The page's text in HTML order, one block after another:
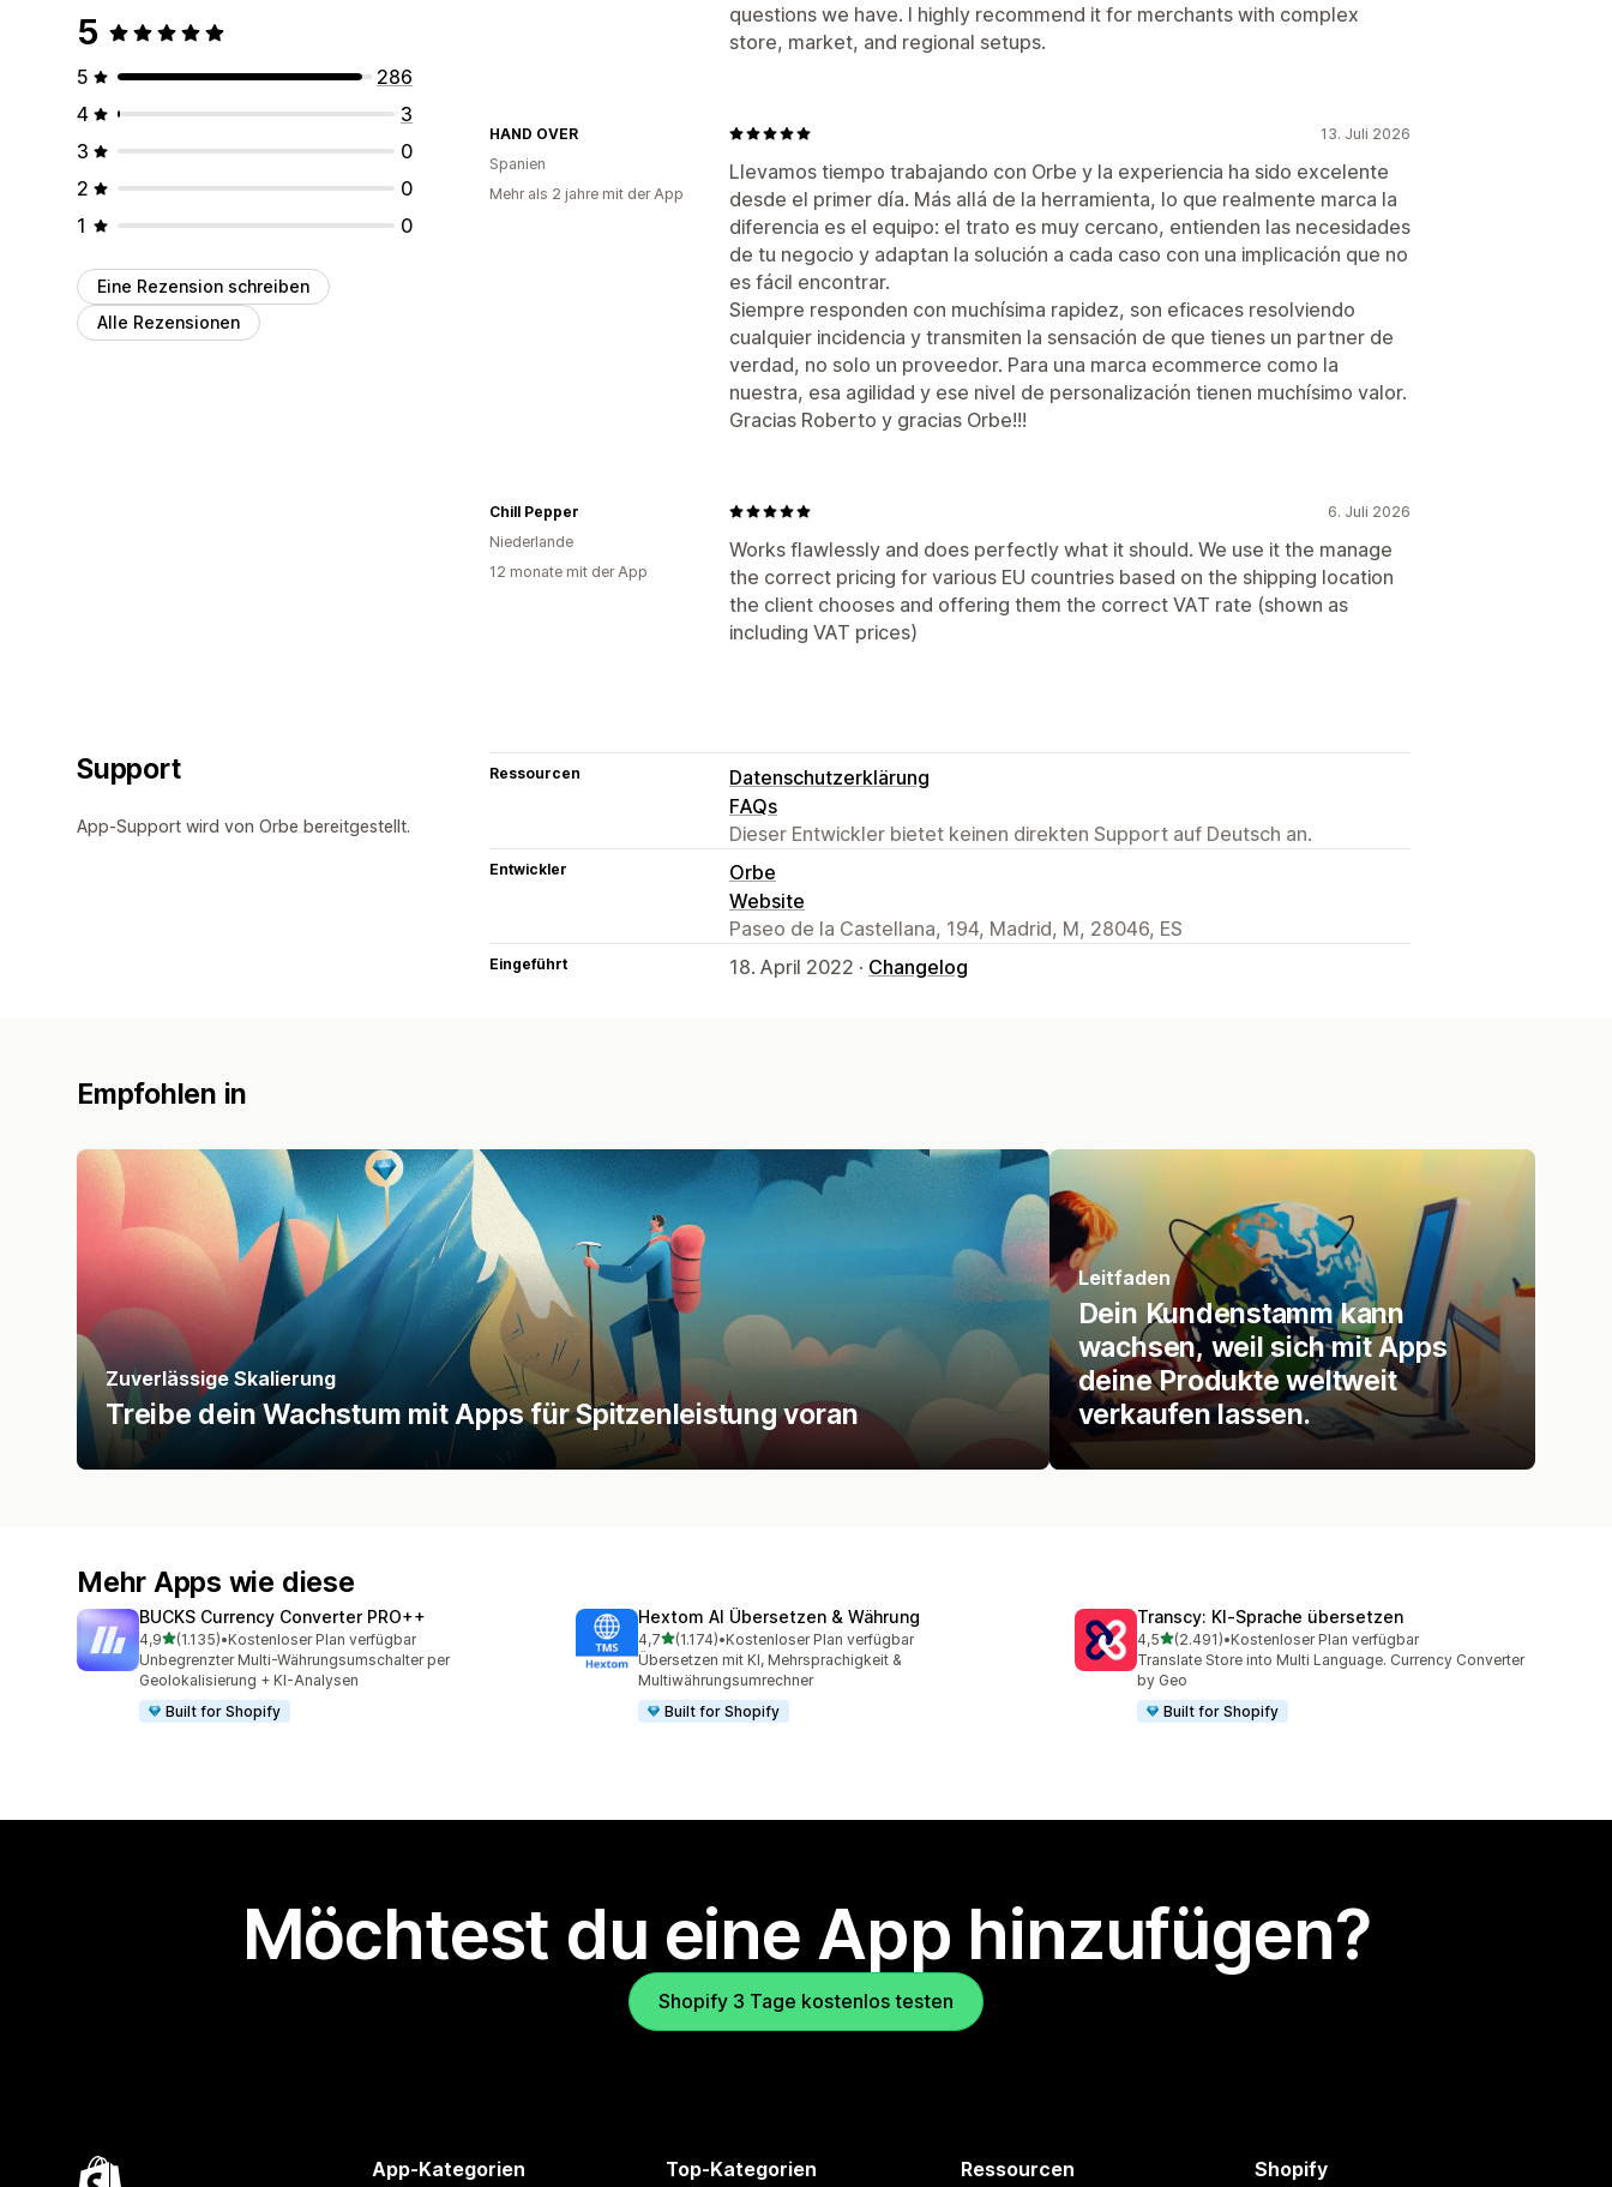
5
5
286
4
3
3
0
2
0
1
0
Eine Rezension schreiben
Alle Rezensionen
questions we have. I highly recommend it for merchants with complex
store, market, and regional setups.
13. Juli 2026
Llevamos tiempo trabajando con Orbe y la experiencia ha sido excelente
desde el primer día. Más allá de la herramienta, lo que realmente marca la
diferencia es el equipo: el trato es muy cercano, entienden las necesidades
de tu negocio y adaptan la solución a cada caso con una implicación que no
es fácil encontrar.
Siempre responden con muchísima rapidez, son eficaces resolviendo
cualquier incidencia y transmiten la sensación de que tienes un partner de
verdad, no solo un proveedor. Para una marca ecommerce como la
nuestra, esa agilidad y ese nivel de personalización tienen muchísimo valor.
Gracias Roberto y gracias Orbe!!!
HAND OVER
Spanien
Mehr als 2 jahre mit der App
6. Juli 2026
Works flawlessly and does perfectly what it should. We use it the manage
the correct pricing for various EU countries based on the shipping location
the client chooses and offering them the correct VAT rate (shown as
including VAT prices)
Chill Pepper
Niederlande
12 monate mit der App
Support
App-Support wird von Orbe bereitgestellt.
Ressourcen
Datenschutzerklärung
FAQs
Dieser Entwickler bietet keinen direkten Support auf Deutsch an.
Entwickler
Orbe
Website
Paseo de la Castellana, 194, Madrid, M, 28046, ES
Eingeführt 18. April 2022 · Changelog
Empfohlen in
Zuverlässige Skalierung
Treibe dein Wachstum mit Apps für Spitzenleistung voran
Leitfaden
Dein Kundenstamm kann
wachsen, weil sich mit Apps
deine Produkte weltweit
verkaufen lassen.
Mehr Apps wie diese
BUCKS Currency Converter PRO++
4,9von 5 Sternen
(1.135)
1135 Rezensionen insgesamt
•Kostenloser Plan verfügbar
Unbegrenzter Multi-Währungsumschalter per
Geolokalisierung + KI-Analysen
Built for Shopify
Hextom AI Übersetzen & Währung
4,7von 5 Sternen
(1.174)
1174 Rezensionen insgesamt
•Kostenloser Plan verfügbar
Übersetzen mit KI, Mehrsprachigkeit &
Multiwährungsumrechner
Built for Shopify
Transcy: KI‑Sprache übersetzen
4,5von 5 Sternen
(2.491)
2491 Rezensionen insgesamt
•Kostenloser Plan verfügbar
Translate Store into Multi Language. Currency Converter
by Geo
Built for Shopify
Möchtest du eine App hinzufügen?
Shopify 3 Tage kostenlos testen
App-Kategorien Top-Kategorien Ressourcen Shopify